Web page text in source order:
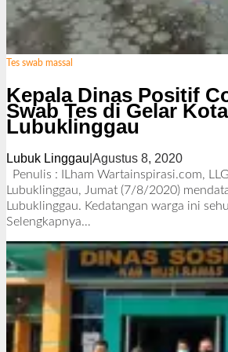
Tes swab massal
Kepala Dinas Positif
Swab Tes di Gelar Kota
Lubuklinggau
Lubuk Linggau Agustus 8, 2020o
l
e
h
d
a
k
s
i
Penulis : ILham Wartainspirasi.com,
Lubuklinggau, Jumat (7/8/2020)
Lubuklinggau. Kedatangan warga ini
Selengkapnya…